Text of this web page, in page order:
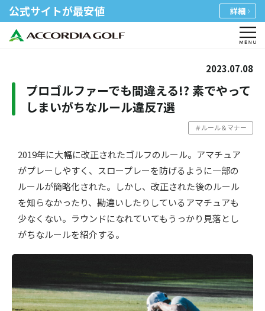
公式サイトが最安値 詳細
2023.07.08
プロゴルファーでも間違える!? 素でやって
しまいがちなルール違反7選
＃ルール＆マナー
2019年に大幅に改正されたゴルフのルール。アマチュア
がプレーしやすく、スロープレーを防げるように一部の
ルールが簡略化された。しかし、改正された後のルール
を知らなかったり、勘違いしたりしているアマチュアも
少なくない。ラウンドになれていてもうっかり見落とし
がちなルールを紹介する。